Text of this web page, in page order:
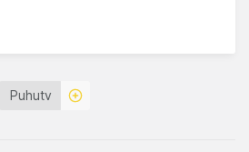
Puhutv